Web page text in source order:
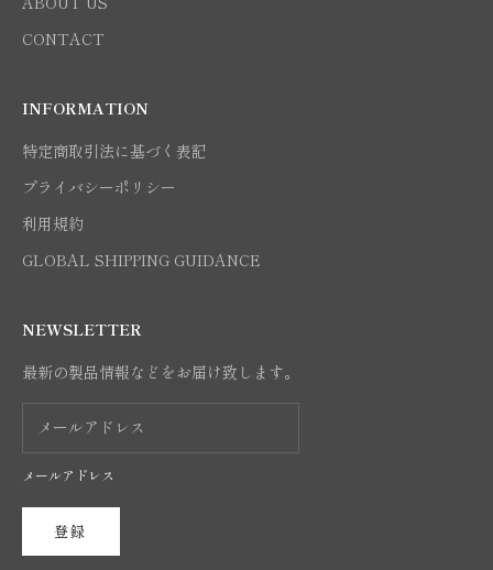
CONTACT
INFORMATION
特定商取引法に基づく表記
プライバシーポリシー
利用規約
GLOBAL SHIPPING GUIDANCE
NEWSLETTER
最新の製品情報などをお届け致します。
メールアドレス
登録